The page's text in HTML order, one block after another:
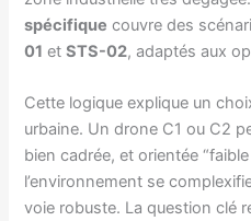
spécifique couvre des
01 etSTS-02, adaptés aux
Cette logique explique un
urbaine. Un drone C1 ou C2
bien cadrée, et orientée
l’environnement se
voie robuste. La question clé